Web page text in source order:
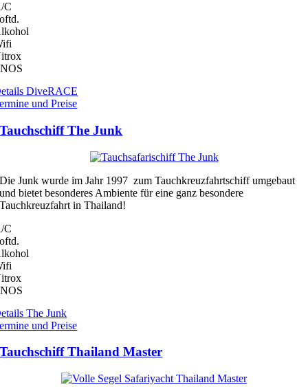
C
DiveRACE
und Preise
Tauchschiff The Junk
Die Junk wurde im Jahr 1997 zum Tauchkreuzfahrtschiff umgebaut
und bietet besonderes Ambiente für eine ganz besondere
Tauchkreuzfahrt in Thailand!
C
The Junk
und Preise
Tauchschiff Thailand Master